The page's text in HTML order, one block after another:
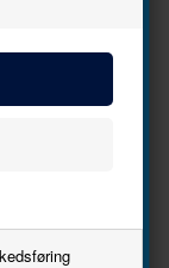
m. helikopter
nye